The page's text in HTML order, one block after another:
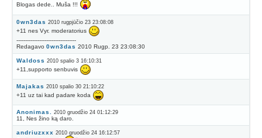
Blogas dede.. Muša !!!
0wn3das 2010 rugpjūčio 23 23:08:08
+11 nes Vyr. moderatorius
----------------------------------
Redagavo 0wn3das 2010 Rugp. 23 23:08:30
Waldoss 2010 spalio 3 16:10:31
+11,supporto senbuvis
Majakas 2010 spalio 30 21:10:22
+11 uz tai kad padare koda
Anonimas. 2010 gruodžio 24 01:12:29
11, Nes žino ką daro.
andriuzxxx 2010 gruodžio 24 16:12:57